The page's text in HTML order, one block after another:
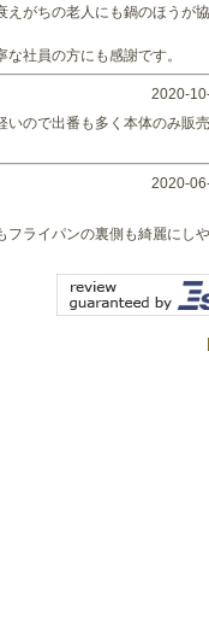
がちの老人にも鍋のほうが
社員の方にも感謝です。
2020-
ので出番も多く本体のみ販
2020-
ライパンの裏側も綺麗にしや